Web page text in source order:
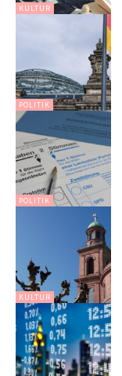
KULTUR
POLITIK
POLITIK
KULTUR